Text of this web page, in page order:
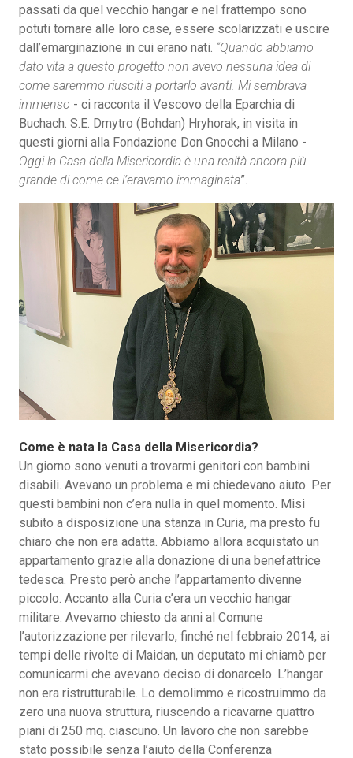
passati da quel vecchio hangar e nel frattempo sono
potuti tornare alle loro case, essere scolarizzati e uscire
dall’emarginazione in cui erano nati. “Quando abbiamo
dato vita a questo progetto non avevo nessuna idea di
come saremmo riusciti a portarlo avanti. Mi sembrava
immenso - ci racconta il Vescovo della Eparchia di
Buchach. S.E. Dmytro (Bohdan) Hryhorak, in visita in
questi giorni alla Fondazione Don Gnocchi a Milano -
Oggi la Casa della Misericordia è una realtà ancora più
grande di come ce l’eravamo immaginata”.
Come è nata la Casa della Misericordia?
Un giorno sono venuti a trovarmi genitori con bambini
disabili. Avevano un problema e mi chiedevano aiuto. Per
questi bambini non c’era nulla in quel momento. Misi
subito a disposizione una stanza in Curia, ma presto fu
chiaro che non era adatta. Abbiamo allora acquistato un
appartamento grazie alla donazione di una benefattrice
tedesca. Presto però anche l’appartamento divenne
piccolo. Accanto alla Curia c’era un vecchio hangar
militare. Avevamo chiesto da anni al Comune
l’autorizzazione per rilevarlo, finché nel febbraio 2014, ai
tempi delle rivolte di Maidan, un deputato mi chiamò per
comunicarmi che avevano deciso di donarcelo. L’hangar
non era ristrutturabile. Lo demolimmo e ricostruimmo da
zero una nuova struttura, riuscendo a ricavarne quattro
piani di 250 mq. ciascuno. Un lavoro che non sarebbe
stato possibile senza l’aiuto della Conferenza